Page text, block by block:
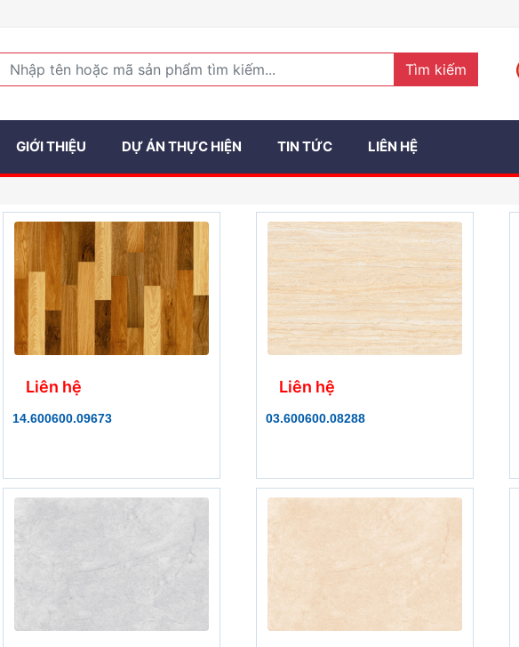
Tìm kiếm
GIỚI THIỆU DỰ ÁN THỰC HIỆN TIN TỨC LIÊN HỆ
Liên hệ
14.600600.09673
Liên hệ
03.600600.08288